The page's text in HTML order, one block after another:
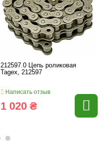
212597.0 Цепь роликовая
Tagex, 212597
Написать отзыв
1 020 ₴